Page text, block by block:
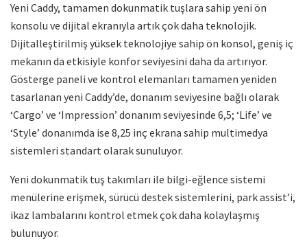
Yeni Caddy, tamamen dokunmatik tuşlara sahip yeni ön
konsolu ve dijital ekranıyla artık çok daha teknolojik.
Dijitalleştirilmiş yüksek teknolojiye sahip ön konsol, geniş iç
mekanın da etkisiyle konfor seviyesini daha da artırıyor.
Gösterge paneli ve kontrol elemanları tamamen yeniden
tasarlanan yeni Caddy’de, donanım seviyesine bağlı olarak
‘Cargo’ ve ‘Impression’ donanım seviyesinde 6,5; ‘Life’ ve
‘Style’ donanımda ise 8,25 inç ekrana sahip multimedya
sistemleri standart olarak sunuluyor.
Yeni dokunmatik tuş takımları ile bilgi-eğlence sistemi
menülerine erişmek, sürücü destek sistemlerini, park assist’i,
ikaz lambalarını kontrol etmek çok daha kolaylaşmış
bulunuyor.